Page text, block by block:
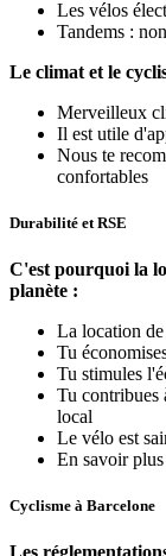
Les vélos
Tandems :
Le climat et le
Merveilleux
Il est utile
Nous te
confortables
Durabilité et RSE
C'est pourquoi la
planète :
La location
Tu
Tu stimules
Tu contribues
local
Le vélo est
En savoir
Cyclisme à Barcelone